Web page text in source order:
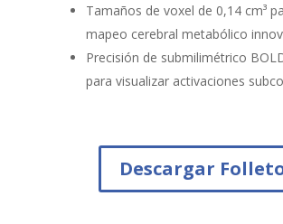
Tamaños de voxel de 0,14 cm³
mapeo cerebral metabólico
Precisión de submilimétrico
para visualizar activaciones
Descargar